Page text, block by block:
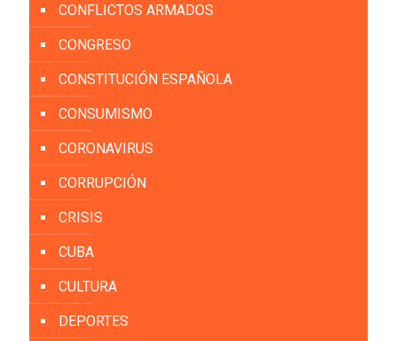
CONFLICTOS ARMADOS
CONGRESO
CONSTITUCIÓN ESPAÑOLA
CONSUMISMO
CORONAVIRUS
CORRUPCIÓN
CRISIS
CUBA
CULTURA
DEPORTES